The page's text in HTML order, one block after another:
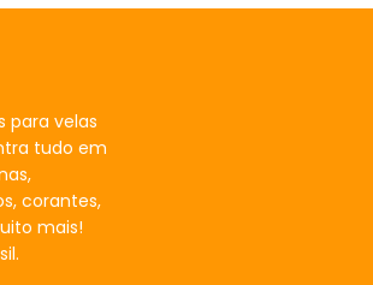
para velas
tudo em
corantes,
mais!